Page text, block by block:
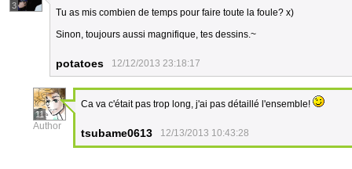
3
Tu as mis combien de temps pour faire toute la foule? x)
Sinon, toujours aussi magnifique, tes dessins.~
potatoes 12/12/2013 23:18:17
11
Author
Ca va c'était pas trop long, j'ai pas détaillé l'ensemble!
tsubame0613 12/13/2013 10:43:28